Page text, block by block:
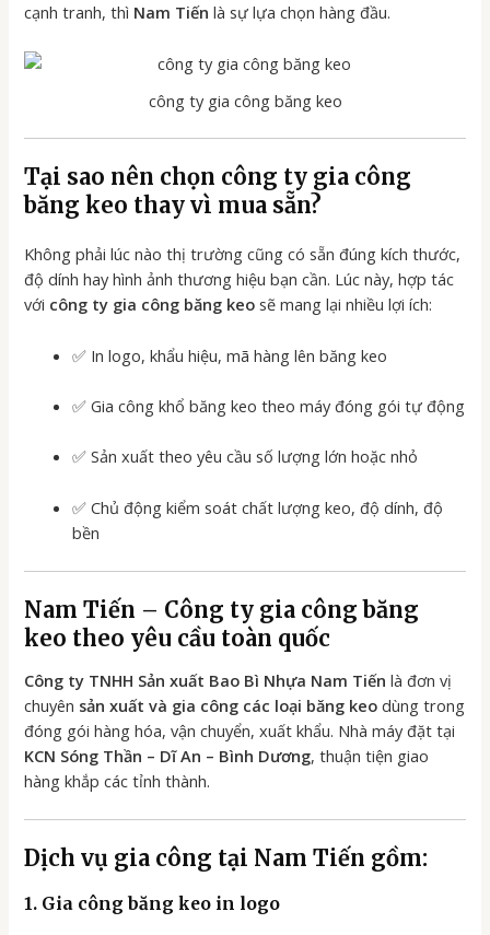
cạnh tranh, thì Nam Tiến là sự lựa chọn hàng đầu.
công ty gia công băng keo
Tại sao nên chọn công ty gia công
băng keo thay vì mua sẵn?
Không phải lúc nào thị trường cũng có sẵn đúng kích thước,
độ dính hay hình ảnh thương hiệu bạn cần. Lúc này, hợp tác
với công ty gia công băng keo sẽ mang lại nhiều lợi ích:
✅ In logo, khẩu hiệu, mã hàng lên băng keo
✅ Gia công khổ băng keo theo máy đóng gói tự động
✅ Sản xuất theo yêu cầu số lượng lớn hoặc nhỏ
✅ Chủ động kiểm soát chất lượng keo, độ dính, độ
bền
Nam Tiến – Công ty gia công băng
keo theo yêu cầu toàn quốc
Công ty TNHH Sản xuất Bao Bì Nhựa Nam Tiến là đơn vị
chuyên sản xuất và gia công các loại băng keo dùng trong
đóng gói hàng hóa, vận chuyển, xuất khẩu. Nhà máy đặt tại
KCN Sóng Thần – Dĩ An – Bình Dương, thuận tiện giao
hàng khắp các tỉnh thành.
Dịch vụ gia công tại Nam Tiến gồm:
1. Gia côngbăng keo in logo